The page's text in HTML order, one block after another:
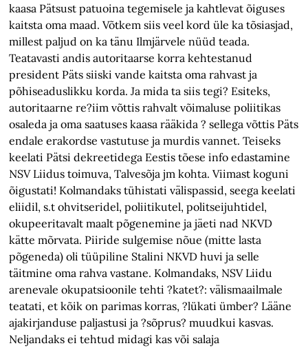
kaasa Pätsust patuoina tegemisele ja kahtlevat õiguses
kaitsta oma maad. Võtkem siis veel kord üle ka tõsiasjad,
millest paljud on ka tänu Ilmjärvele nüüd teada.
Teatavasti andis autoritaarse korra kehtestanud
president Päts siiski vande kaitsta oma rahvast ja
põhiseaduslikku korda. Ja mida ta siis tegi? Esiteks,
autoritaarne re?iim võttis rahvalt võimaluse poliitikas
osaleda ja oma saatuses kaasa rääkida ? sellega võttis Päts
endale erakordse vastutuse ja murdis vannet. Teiseks
keelati Pätsi dekreetidega Eestis tõese info edastamine
NSV Liidus toimuva, Talvesõja jm kohta. Viimast koguni
õigustati! Kolmandaks tühistati välispassid, seega keelati
eliidil, s.t ohvitseridel, poliitikutel, politseijuhtidel,
okupeeritavalt maalt põgenemine ja jäeti nad NKVD
kätte mõrvata. Piiride sulgemise nõue (mitte lasta
põgeneda) oli tüüpiline Stalini NKVD huvi ja selle
täitmine oma rahva vastane. Kolmandaks, NSV Liidu
arenevale okupatsioonile tehti ?katet?: välismaailmale
teatati, et kõik on parimas korras, ?lükati ümber? Lääne
ajakirjanduse paljastusi ja ?sõprus? muudkui kasvas.
Neljandaks ei tehtud midagi kas või salaja